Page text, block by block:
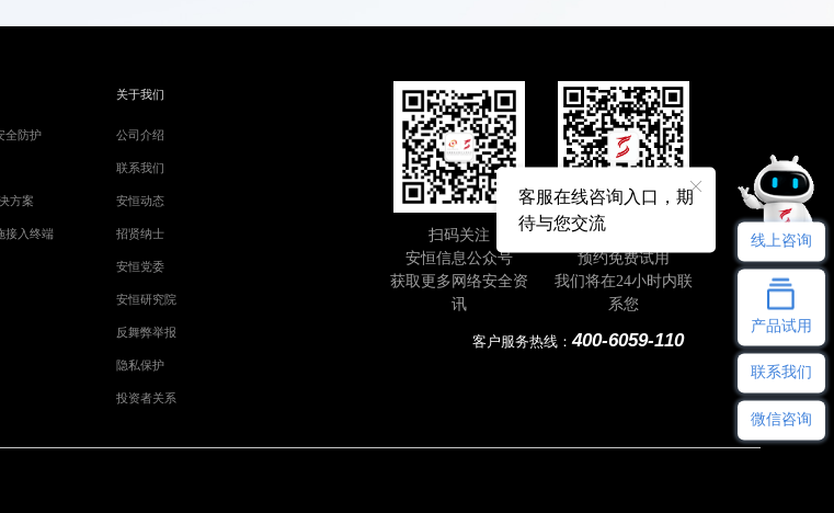
扫码关注
安恒信息公众号
获取更多网络安全资
讯
即刻扫码
预约免费试用
我们将在24小时内联
系您
客户服务热线：400-6059-110
全防护
方案
接入终端
关于我们
公司介绍
联系我们
安恒动态
招贤纳士
安恒党委
安恒研究院
反舞弊举报
隐私保护
投资者关系
客服在线咨询入口，期
待与您交流
线上咨询
产品试用
联系我们
微信咨询